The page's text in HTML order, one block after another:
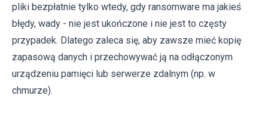
pliki bezpłatnie tylko wtedy, gdy ransomware ma jakieś
błędy, wady - nie jest ukończone i nie jest to częsty
przypadek. Dlatego zaleca się, aby zawsze mieć kopię
zapasową danych i przechowywać ją na odłączonym
urządzeniu pamięci lub serwerze zdalnym (np. w
chmurze).